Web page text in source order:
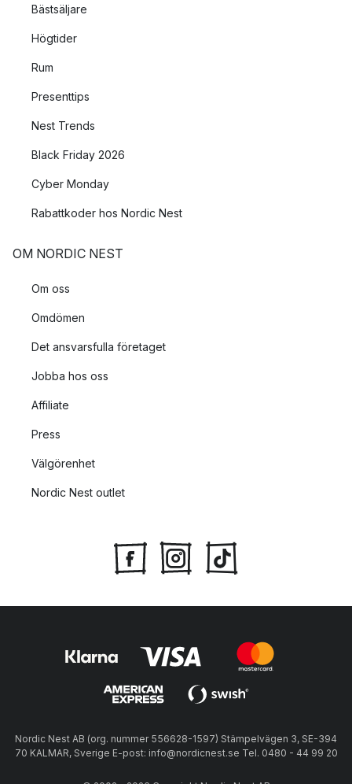
Bästsäljare
Högtider
Rum
Presenttips
Nest Trends
Black Friday 2026
Cyber Monday
Rabattkoder hos Nordic Nest
OM NORDIC NEST
Om oss
Omdömen
Det ansvarsfulla företaget
Jobba hos oss
Affiliate
Press
Välgörenhet
Nordic Nest outlet
Nordic Nest AB (org. nummer 556628-1597) Stämpelvägen 3, SE-394
70 KALMAR, Sverige E-post: info@nordicnest.se Tel. 0480 - 44 99 20